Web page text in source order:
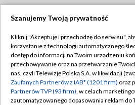
TVP
Abonament TVP
Emisja w TVP
Centrum informacji TVP
Regulamin
Polityka
Moje
Szanujemy Twoją prywatność
Kliknij "Akceptuję i przechodzę do serwisu",
korzystanie z technologii automatycznego
dostęp do informacji na Twoim urządzeniu
przechowywanie oraz na przetwarzanie
nas, czyli Telewizję Polską S.A. w likwidacji
Zaufanych Partnerów z IAB* (1201 firm) oraz
Partnerów TVP (93 firm), w celach
zautomatyzowanego dopasowania reklam do